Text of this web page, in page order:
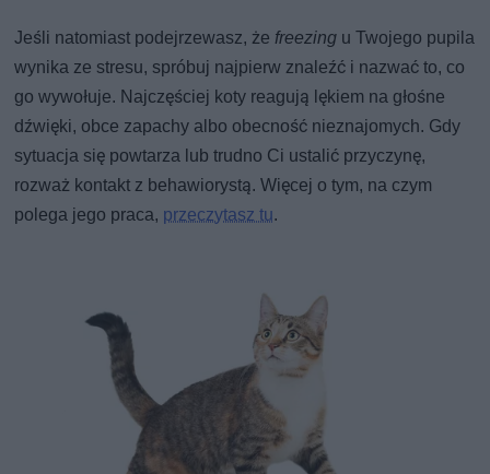
Jeśli natomiast podejrzewasz, że freezing u Twojego pupila
wynika ze stresu, spróbuj najpierw znaleźć i nazwać to, co
go wywołuje. Najczęściej koty reagują lękiem na głośne
dźwięki, obce zapachy albo obecność nieznajomych. Gdy
sytuacja się powtarza lub trudno Ci ustalić przyczynę,
rozważ kontakt z behawiorystą. Więcej o tym, na czym
polega jego praca, przeczytasz tu.